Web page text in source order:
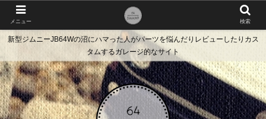
新型ジムニーJB64Wの沼にハマった人がパーツを悩んだりレビューしたりカス
タムするガレージ的なサイト
メニュー 検索